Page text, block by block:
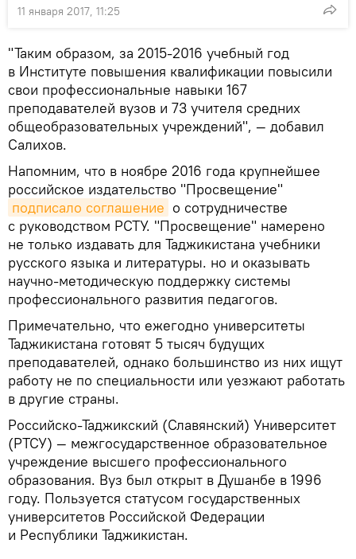
11 января 2017, 11:25
"Таким образом, за 2015-2016 учебный год
в Институте повышения квалификации повысили
свои профессиональные навыки 167
преподавателей вузов и 73 учителя средних
общеобразовательных учреждений", — добавил
Салихов.
Напомним, что в ноябре 2016 года крупнейшее
российское издательство "Просвещение"
подписало соглашение о сотрудничестве
с руководством РСТУ. "Просвещение" намерено
не только издавать для Таджикистана учебники
русского языка и литературы. но и оказывать
научно-методическую поддержку системы
профессионального развития педагогов.
Примечательно, что ежегодно университеты
Таджикистана готовят 5 тысяч будущих
преподавателей, однако большинство из них ищут
работу не по специальности или уезжают работать
в другие страны.
Российско-Таджикский (Славянский) Университет
(РТСУ) — межгосударственное образовательное
учреждение высшего профессионального
образования. Вуз был открыт в Душанбе в 1996
году. Пользуется статусом государственных
университетов Российской Федерации
и Республики Таджикистан.